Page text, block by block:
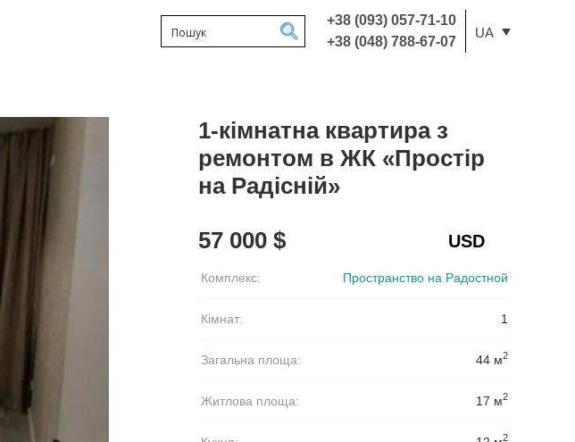
+38 (093) 057-71-10
+38 (048) 788-67-07
UA
1-кімнатна квартира з
ремонтом в ЖК «Простір
на Радісній»
57 000 $
Комплекс: Пространство на Радостной
Кімнат: 1
Загальна площа: 44 м2
Житлова площа: 17 м2
2